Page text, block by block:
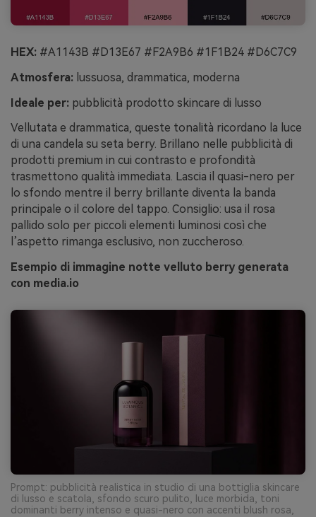
HEX: #A1143B #D13E67 #F2A9B6 #1F1B24 #D6C7C9
Atmosfera: lussuosa, drammatica, moderna
Ideale per: pubblicità prodotto skincare di lusso
Vellutata e drammatica, queste tonalità ricordano la luce
di una candela su seta berry. Brillano nelle pubblicità di
prodotti premium in cui contrasto e profondità
trasmettono qualità immediata. Lascia il quasi-nero per
lo sfondo mentre il berry brillante diventa la banda
principale o il colore del tappo. Consiglio: usa il rosa
pallido solo per piccoli elementi luminosi così che
l’aspetto rimanga esclusivo, non zuccheroso.
Esempio di immagine notte velluto berry generata
con media.io
Prompt: pubblicità realistica in studio di una bottiglia skincare
di lusso e scatola, sfondo scuro pulito, luce morbida, toni
dominanti berry intenso e quasi-nero con accenti blush rosa,